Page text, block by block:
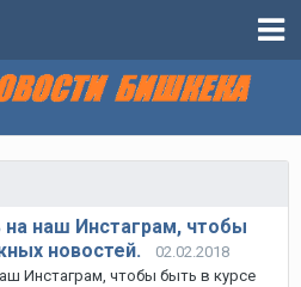
наш Инстаграм, чтобы
новостей.
02.02.2018
Инстаграм, чтобы быть в курсе